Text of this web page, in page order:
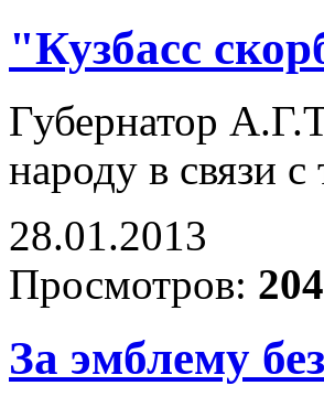
"Кузбасс
Губернатор
народу в связи
28.01.2013
Просмотров:
За эмблему